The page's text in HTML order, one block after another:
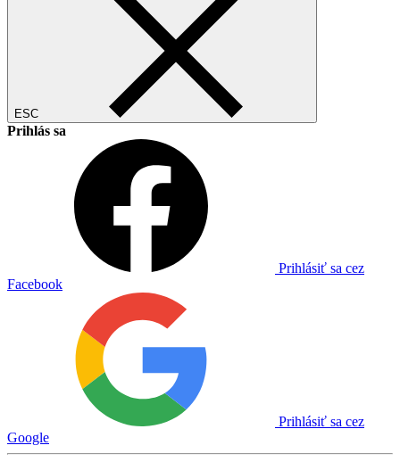
ESC
Prihlás sa
Prihlásiť sa cez
Facebook
Prihlásiť sa cez
Google